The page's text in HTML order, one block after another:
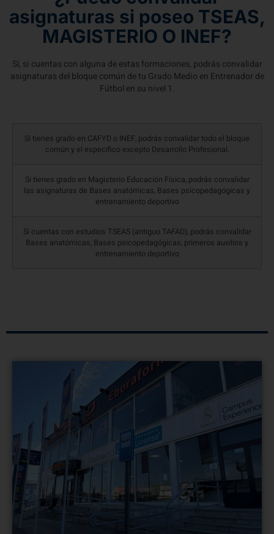
asignaturas si poseo TSEAS,
MAGISTERIO O INEF?
Sí, si cuentas con alguna de estas formaciones, podrás convalidar
asignaturas del bloque común de tu Grado Medio en Entrenador de
Fútbol en su nivel 1.
Si tienes grado en CAFYD o INEF, podrás convalidar todo el bloque
común y el específico excepto Desarrollo Profesional.
Si tienes grado en Magisterio Educación Física, podrás convalidar
las asignaturas de Bases anatómicas, Bases psicopedagógicas y
entrenamiento deportivo
Si cuentas con estudios TSEAS (antiguo TAFAD), podrás convalidar
Bases anatómicas, Bases psicopedagógicas, primeros auxilios y
entrenamiento deportivo